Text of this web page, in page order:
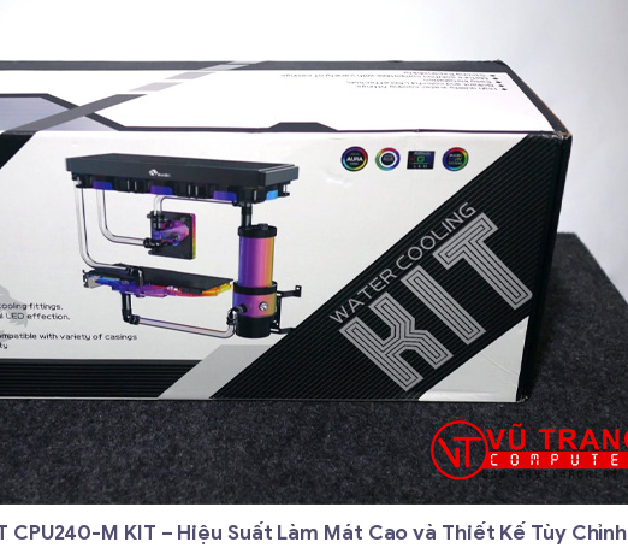
CPU240-M KIT – Hiệu Suất Làm Mát Cao và Thiết Kế Tùy Chỉnh